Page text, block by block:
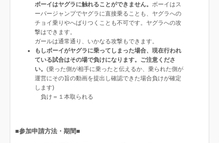
ボーイはヤグラに触れることができません。 ボーイはス
ーパージャンプでヤグラに直接乗ることも、ヤグラへの
チョイ乗りやへばりつくことも不可です。ヤグラへの攻
撃はできます。
ガールは通常通り、いかなる攻撃もできます。
もしボーイがヤグラに乗ってしまった場合、現在行われ
ている試合はその場で負けになります。ご注意くださ
い。 (乗った側が相手に乗ったと伝えるか、乗られた側が
運営にその旨の動画を提出し確認できた場合負けが確定
します)
負け＝１本取られる
■参加申請方法・期間■